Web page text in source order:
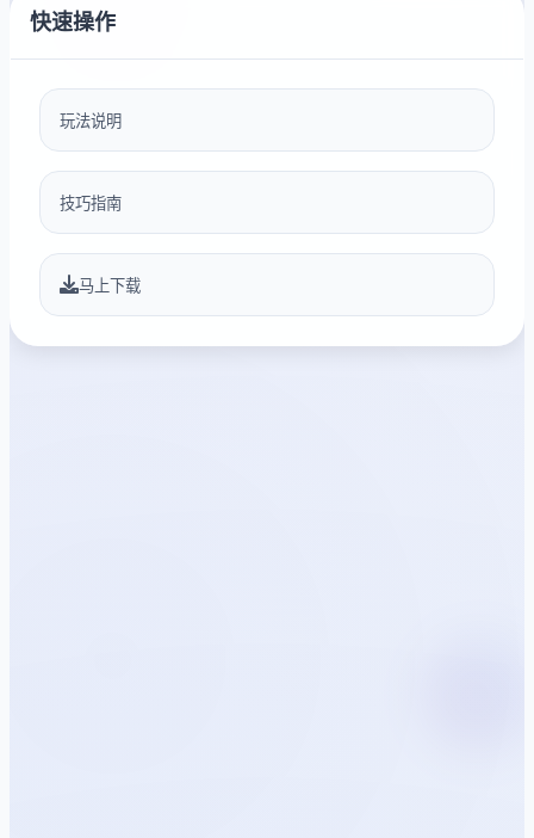
快速操作
玩法说明
技巧指南
马上下载